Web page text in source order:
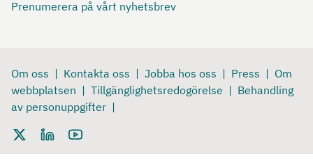
Prenumerera på vårt nyhetsbrev
Om oss Kontakta oss Jobba hos oss Press
Om
webbplatsen
Tillgänglighetsredogörelse
Behandling
av personuppgifter